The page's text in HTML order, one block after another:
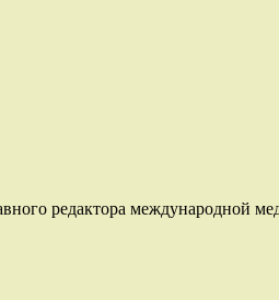
редактора международной